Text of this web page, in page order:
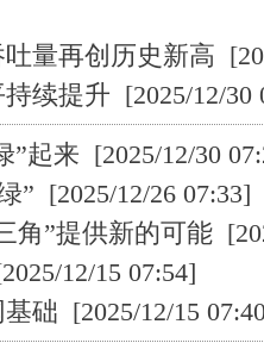
量再创历史新高
续提升 [2025/12/30
”起来 [2025/12/30
” [2025/12/26 07:33]
角”提供新的可能
12/15 07:54]
础 [2025/12/15